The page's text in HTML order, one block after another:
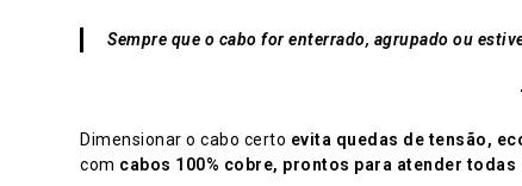
Sempre que o cabo for enterrado, agrupado ou
Dimensionar o cabo certo evita quedas de tensão,
com cabos 100% cobre, prontos para atender